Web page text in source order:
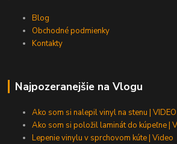
Blog
Obchodné podmienky
Kontakty
Najpozeranejšie na Vlogu
Ako som si nalepil vinyl na stenu | VIDEO
Ako som si položil laminát do kúpeľne |
Lepenie vinylu v sprchovom kúte | Video